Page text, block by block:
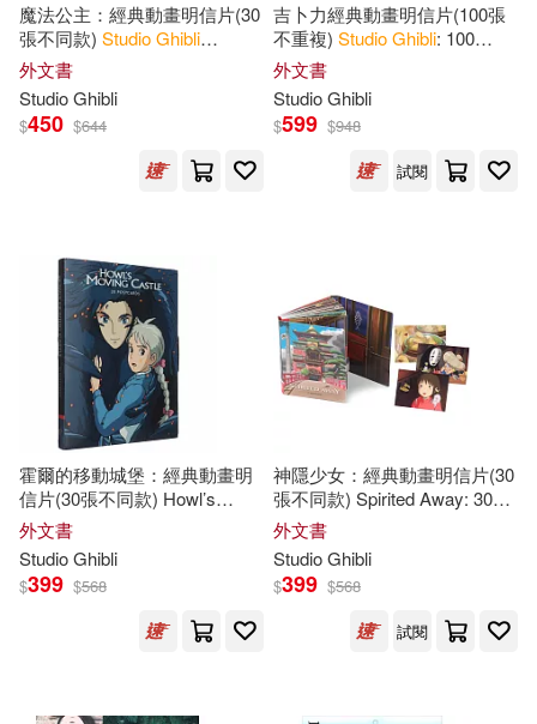
Jessica(2) Le Blanc(2)
Rayna(2) Steve(2)
Suzuki(2) Toshio(2)
Andrews(1) Daisuke(1)
David Lee(1) Felix(1)
Kruger(1)
Leader and Jake Cunningham(1)
Oh(1) Rayna (EDT)(1)
Trafalgar Square(1)
博樂伯樂(1)
可超商取貨(139)
可海外宅配(140)
可港澳店取(138)
可新加坡店取(137)
可菲律賓店取(138)
魔法公主：經典動畫明信片(30
張不同款) StudioGhibli
Princess Mononoke: 30
Postcards
外文書
StudioGhibli
$450 $644
吉卜力經典動畫明信片(100張
不重複) StudioGhibli: 100
Collectible Postcards: Final
Frames from the Feature Films
外文書
StudioGhibli
$599 $948
試閱
霍爾的移動城堡：經典動畫明
信片(30張不同款) Howl’s
Moving Castle: 30 Postcards
外文書
StudioGhibli
$399 $568
神隱少女：經典動畫明信片(30
張不同款) Spirited Away: 30
Postcards
外文書
StudioGhibli
$399 $568
試閱